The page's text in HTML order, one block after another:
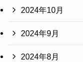
2024年10月
2024年9月
2024年8月